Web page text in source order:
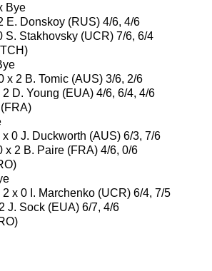
Bye
E. Donskoy (RUS) 4/6, 4/6
S. Stakhovsky (UCR) 7/6, 6/4
x 2 B. Tomic (AUS) 3/6, 2/6
D. Young (EUA) 4/6, 6/4, 4/6
0 J. Duckworth (AUS) 6/3, 7/6
x 2 B. Paire (FRA) 4/6, 0/6
x 0 I. Marchenko (UCR) 6/4, 7/5
J. Sock (EUA) 6/7, 4/6